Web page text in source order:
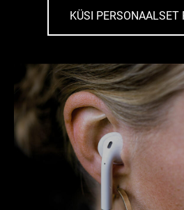
KÜSI PERSONAALSET